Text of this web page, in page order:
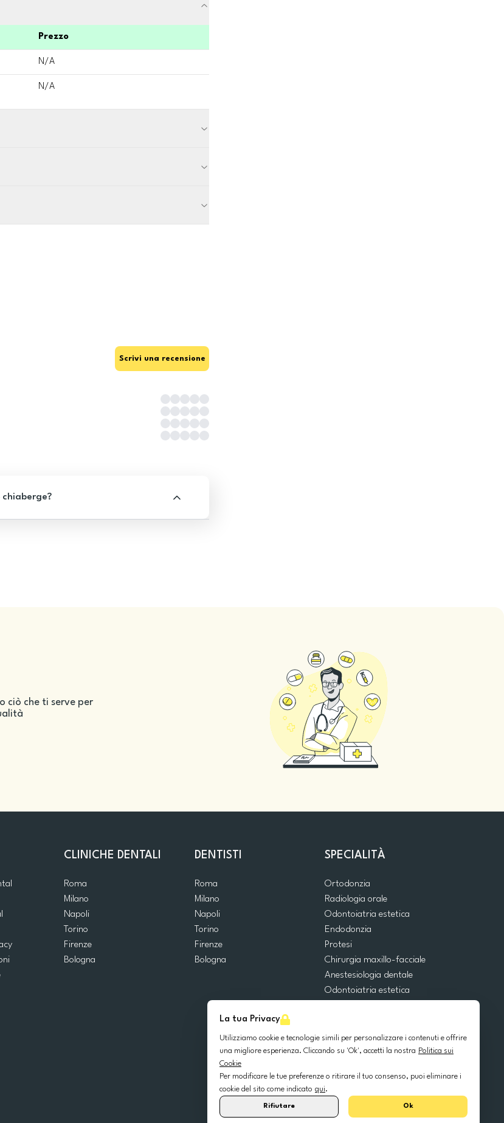
La tua Privacy
Utilizziamo cookie e tecnologie simili per personalizzare i contenuti e offrire
una migliore esperienza. Cliccando su 'Ok', accetti la nostra Politica sui
Cookie
Per modificare le tue preferenze o ritirare il tuo consenso, puoi eliminare i
cookie del sito come indicato qui.
Rifiutare Ok
Prezzo
N/A
N/A
Scrivi una recensione
ciò che ti serve per
CLINICHE DENTALI
Roma
Milano
Napoli
Torino
Firenze
Bologna
DENTISTI
Roma
Milano
Napoli
Torino
Firenze
Bologna
SPECIALITÀ
Ortodonzia
Radiologia orale
Odontoiatria estetica
Endodonzia
Protesi
Chirurgia maxillo-facciale
Anestesiologia dentale
Odontoiatria estetica
Odontoiatria pediatrica
Chirurgia orale
Parodontologia